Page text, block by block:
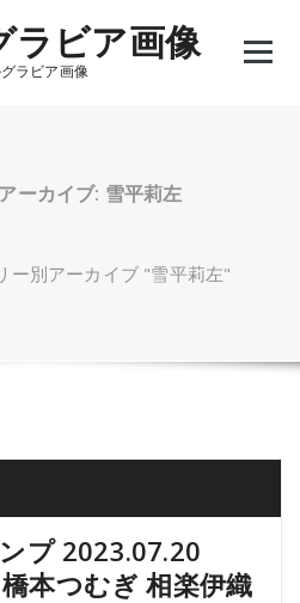
ラビア画像
ラビア画像
ーカイブ: 雪平莉左
ー別アーカイブ "雪平莉左"
プ 2023.07.20
本つむぎ 相楽伊織